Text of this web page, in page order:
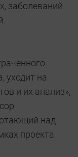
заболеваний
уходит на
и их анализ»,
над
проекта